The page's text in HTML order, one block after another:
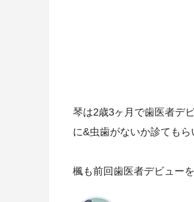
琴は2歳3ヶ月で歯医者デ
に&虫歯がないか診てもら
楓も前回歯医者デビュー